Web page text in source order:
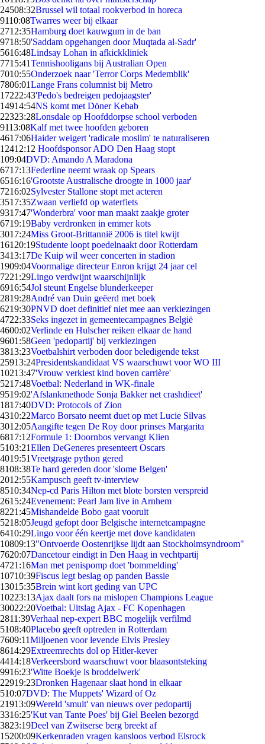
24508:32Brussel wil totaal rookverbod in horeca
9110:08Twarres weer bij elkaar
2712:35Hamburg doet kauwgum in de ban
9718:50'Saddam opgehangen door Muqtada al-Sadr'
5616:48Lindsay Lohan in afkickkliniek
7715:41Tennishooligans bij Australian Open
7010:55Onderzoek naar 'Terror Corps Medemblik'
7806:01Lange Frans columnist bij Metro
17222:43'Pedo's bedreigen pedojaagster'
14914:54NS komt met Döner Kebab
22323:28Lonsdale op Hoofddorpse school verboden
9113:08Kalf met twee hoofden geboren
4617:06Haider weigert 'radicale moslim' te naturaliseren
12412:12 Hoofdsponsor ADO Den Haag stopt
109:04DVD: Amando A Maradona
6717:13Federline neemt wraak op Spears
6516:16'Grootste Australische droogte in 1000 jaar'
7216:02Sylvester Stallone stopt met acteren
3517:35Zwaan verliefd op waterfiets
9317:47'Wonderbra' voor man maakt zaakje groter
6719:19Baby verdronken in emmer kots
3017:24Miss Groot-Brittannië 2006 is titel kwijt
161 20:19Studente loopt poedelnaakt door Rotterdam
3413:17De Kuip wil weer concerten in stadion
1909:04Voormalige directeur Enron krijgt 24 jaar cel
7221:29Lingo verdwijnt waarschijnlijk
6916:54Jol steunt Engelse blunderkeeper
2819:28André van Duin geëerd met boek
6219:30PNVD doet definitief niet mee aan verkiezingen
4722:33Seks ingezet in gemeentecampagnes België
4600:02Verlinde en Hulscher reiken elkaar de hand
9601:58Geen 'pedopartij' bij verkiezingen
3813:23Voetbalshirt verboden door beledigende tekst
25913:24Presidentskandidaat VS waarschuwt voor WO III
10213:47'Vrouw verkiest kind boven carrière'
5217:48Voetbal: Nederland in WK-finale
9519:02'Afslankmethode Sonja Bakker net crashdieet'
1817:40DVD: Protocols of Zion
4310:22Marco Borsato neemt duet op met Lucie Silvas
3012:05Aangifte tegen De Roy door prinses Margarita
6817:12Formule 1: Doornbos vervangt Klien
5103:21Ellen DeGeneres presenteert Oscars
4019:51Vreetgrage python gered
8108:38Te hard gereden door 'slome Belgen'
2012:55Kampusch geeft tv-interview
8510:34Nep-cd Paris Hilton met blote borsten verspreid
2615:24Evenement: Pearl Jam live in Arnhem
8221:45Mishandelde Bobo gaat vooruit
5218:05Jeugd gefopt door Belgische internetcampagne
6410:29Lingo voor één keertje met dove kandidaten
10809:13"Ontvoerde Oostenrijkse lijdt aan Stockholmsyndroom"
7620:07Dancetour eindigt in Den Haag in vechtpartij
4721:16Man met penispomp doet 'bommelding'
10710:39Fiscus legt beslag op panden Bassie
13015:35Brein wint kort geding van UPC
10223:13Ajax daalt fors na mislopen Champions League
30022:20Voetbal: Uitslag Ajax - FC Kopenhagen
2811:39Verhaal nep-expert BBC mogelijk verfilmd
5108:40Placebo geeft optreden in Rotterdam
7609:11Miljoenen voor levende Elvis Presley
8614:29Extreemrechts dol op Hitler-kever
4414:18Verkeersbord waarschuwt voor blaasontsteking
9916:23'Witte Boekje is broddelwerk'
22919:23Dronken Hagenaar slaat hond in elkaar
510:07DVD: The Muppets' Wizard of Oz
21913:09Wereld 'smult' van nieuws over pedopartij
3316:25'Kut van Tante Poes' bij Giel Beelen bezorgd
3823:19Deel van Zwitserse berg breekt af
15200:09Kerkenraden vragen kansloos verbod Elsrock